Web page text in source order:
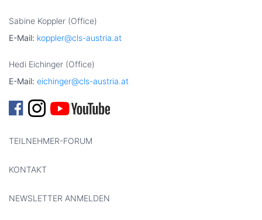
Sabine Koppler (Office)
E-Mail: koppler@cls-austria.at
Hedi Eichinger (Office)
E-Mail: eichinger@cls-austria.at
TEILNEHMER-FORUM
KONTAKT
NEWSLETTER ANMELDEN